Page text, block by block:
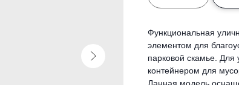
Функциональная
элементом для
парковой скамье.
контейнером для